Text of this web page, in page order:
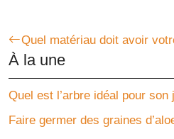
Quel matériau doit avoir
À la une
Quel est l’arbre idéal pour son
Faire germer des graines